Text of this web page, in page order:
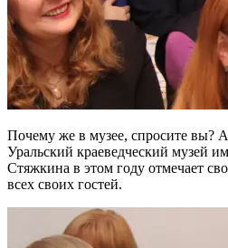
Почему же в музее, спросите вы?
Уральский краеведческий музей
Стяжкина в этом году отмечает
всех своих гостей.